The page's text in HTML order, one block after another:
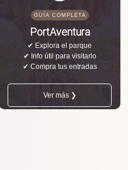
GUÍA COMPLETA
PortAventura
✔ Explora el parque
✔ Info útil para visitarlo
✔ Compra tus entradas
Ver más ❯